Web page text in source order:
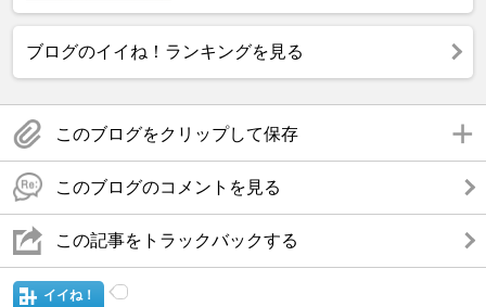
ブログのイイね！ランキングを見る
このブログをクリップして保存
このブログのコメントを見る
この記事をトラックバックする
イイね！